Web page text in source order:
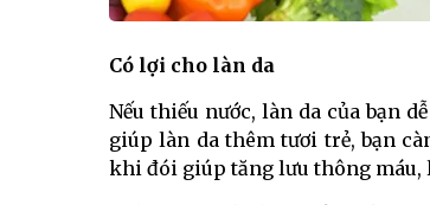
Có lợi cho làn da
Nếu thiếu nước, làn da của bạn
giúp làn da thêm tươi trẻ, bạn
khi đói giúp tăng lưu thông máu,